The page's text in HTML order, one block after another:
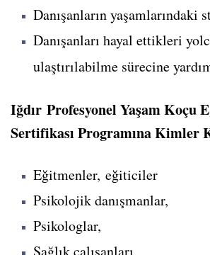
Danışanların yaşamlarındaki
Danışanları hayal ettikleri
ulaştırılabilme sürecine
Iğdır Profesyonel Yaşam Koçu
Sertifikası Programına Kimler
Eğitmenler, eğiticiler
Psikolojik danışmanlar,
Psikologlar,
Sağlık çalışanları,